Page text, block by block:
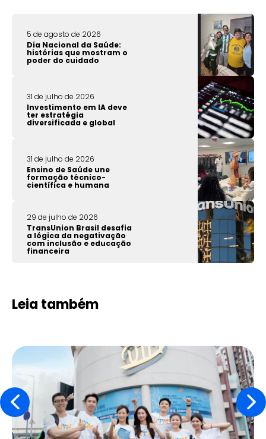
5 de agosto de 2026
Dia Nacional da Saúde:
histórias que mostram o
poder do cuidado
31 de julho de 2026
Investimento em IA deve
ter estratégia
diversificada e global
31 de julho de 2026
Ensino de Saúde une
formação técnico-
científica e humana
29 de julho de 2026
TransUnion Brasil desafia
a lógica da negativação
com inclusão e educação
financeira
Leia também